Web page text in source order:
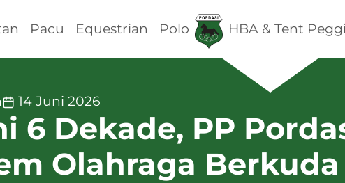
Pacu Equestrian Polo HBA & Tent
14 Juni 2026
6 Dekade, PP
Olahraga Berkuda